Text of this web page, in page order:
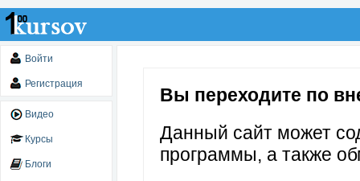
Войти
Регистрация
Видео
Курсы
Блоги
Вы переходите по
Данный сайт может
программы, а также